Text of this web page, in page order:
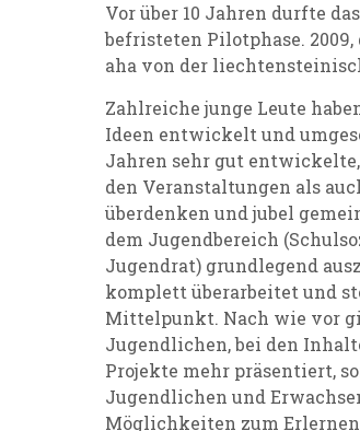
Vor über 10 Jahren durfte
befristeten Pilotphase.
aha von der
Zahlreiche junge Leute
Ideen entwickelt und
Jahren sehr gut
den Veranstaltungen als
überdenken und jubel
dem Jugendbereich
Jugendrat) grundlegend
komplett überarbeitet und
Mittelpunkt. Nach wie vor
Jugendlichen, bei den
Projekte mehr präsentiert,
Jugendlichen und
Möglichkeiten zum